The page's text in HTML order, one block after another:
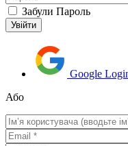
Забули Пароль
Google
Або